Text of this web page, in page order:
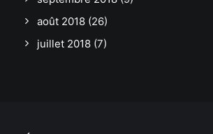
août 2018 (26)
juillet 2018 (7)